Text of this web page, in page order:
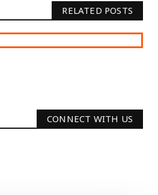
RELATED POSTS
CONNECT WITH US